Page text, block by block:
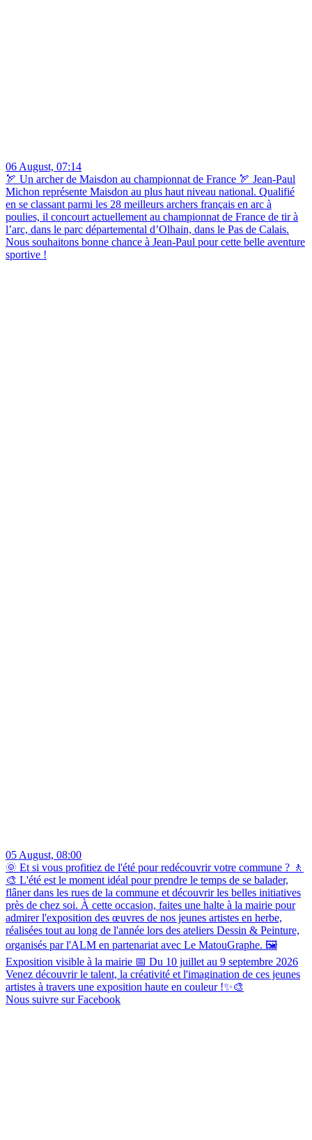
06 August, 07:14
🏹 Un archer de Maisdon au championnat de France 🏹 Jean-Paul
Michon représente Maisdon au plus haut niveau national. Qualifié
en se classant parmi les 28 meilleurs archers français en arc à
poulies, il concourt actuellement au championnat de France de tir à
l’arc, dans le parc départemental d’Olhain, dans le Pas de Calais.
Nous souhaitons bonne chance à Jean-Paul pour cette belle aventure
sportive !
05 August, 08:00
🌞 Et si vous profitiez de l'été pour redécouvrir votre commune ? 🚶
🎨 L'été est le moment idéal pour prendre le temps de se balader,
flâner dans les rues de la commune et découvrir les belles initiatives
près de chez soi. À cette occasion, faites une halte à la mairie pour
admirer l'exposition des œuvres de nos jeunes artistes en herbe,
réalisées tout au long de l'année lors des ateliers Dessin & Peinture,
organisés par l'ALM en partenariat avec Le MatouGraphe. 🖼️
Exposition visible à la mairie 📅 Du 10 juillet au 9 septembre 2026
Venez découvrir le talent, la créativité et l'imagination de ces jeunes
artistes à travers une exposition haute en couleur !✨🎨
Nous suivre sur Facebook